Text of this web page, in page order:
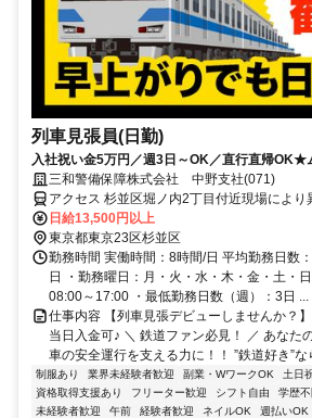
列車見張員(日勤)
入社祝い金5万円／週3日～OK／直行直帰OK★
と稼げる警備。
三和警備保障株式会社 中野支社(071)
アクセス 杉並区堀ノ内2丁目付近現場により
相談可■電話面接■来社不要
日給13,500円以上
東京都東京23区杉並区
勤務時間 実働時間：8時間/日 平均勤務日数
日 ・勤務曜日：月・火・水・木・金・土・
08:00～17:00 ・最低勤務日数（週）：3日 ...
仕事内容 【列車見張デビューしませんか？
当日入金可♪ ＼ 鉄道ファン必見！ ／ あなた
車の安全運行を支える力に！！ ”鉄道好き”な
制服あり 業界未経験者歓迎 副業・WワークOK 土日
資格取得支援あり
フリーター歓迎 シフト自由 学歴不
未経験者歓迎
午前 経験者歓迎 ネイルOK 週払いOK